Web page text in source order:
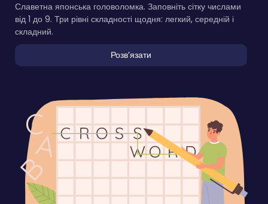
Славетна японська головоломка. Заповніть сітку числами
від 1 до 9. Три рівні складності щодня: легкий, середній і
складний.
Розвʼязати